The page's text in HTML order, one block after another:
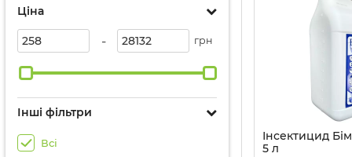
Ціна
- грн
Інші фільтри
Всі
Інсектицид
5 л